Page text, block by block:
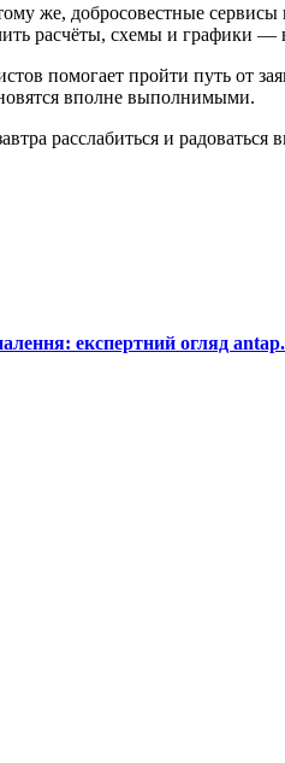
же, добросовестные
расчёты, схемы и графики —
помогает пройти путь от
вполне выполнимыми.
расслабиться и радоваться
експертний огляд